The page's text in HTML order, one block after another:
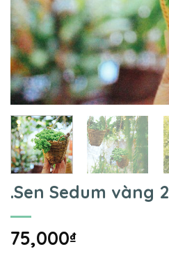
.Sen Sedum vàng 2
75,000₫